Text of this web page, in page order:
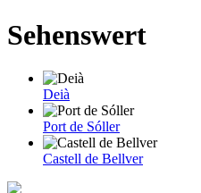
Sehenswert
Deià
Port de Sóller
Castell de Bellver